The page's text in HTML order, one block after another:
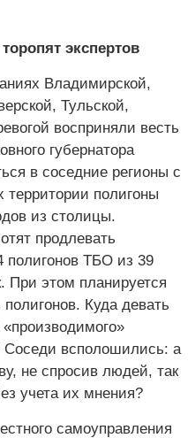
экспертов
Владимирской,
Тульской,
восприняли весть
губернатора
в соседние регионы с
территории полигоны
из столицы.
продлевать
полигонов ТБО из 39
При этом планируется
полигонов. Куда девать
всполошились: а
не спросив людей, так
учета их мнения?
самоуправления